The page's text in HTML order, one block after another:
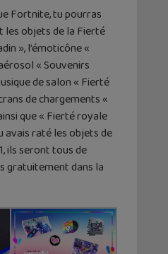
Fortnite, tu pourras
objets de la Fierté
», l’émoticône «
« Souvenirs
de salon « Fierté
de chargements «
que « Fierté royale
avais raté les objets de
ils seront tous de
gratuitement dans la